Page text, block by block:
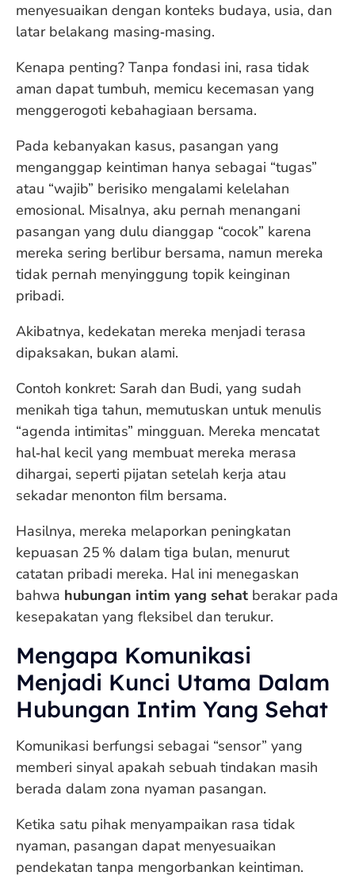
menyesuaikan dengan konteks budaya, usia, dan
latar belakang masing‑masing.
Kenapa penting? Tanpa fondasi ini, rasa tidak
aman dapat tumbuh, memicu kecemasan yang
menggerogoti kebahagiaan bersama.
Pada kebanyakan kasus, pasangan yang
menganggap keintiman hanya sebagai “tugas”
atau “wajib” berisiko mengalami kelelahan
emosional. Misalnya, aku pernah menangani
pasangan yang dulu dianggap “cocok” karena
mereka sering berlibur bersama, namun mereka
tidak pernah menyinggung topik keinginan
pribadi.
Akibatnya, kedekatan mereka menjadi terasa
dipaksakan, bukan alami.
Contoh konkret: Sarah dan Budi, yang sudah
menikah tiga tahun, memutuskan untuk menulis
“agenda intimitas” mingguan. Mereka mencatat
hal‑hal kecil yang membuat mereka merasa
dihargai, seperti pijatan setelah kerja atau
sekadar menonton film bersama.
Hasilnya, mereka melaporkan peningkatan
kepuasan 25 % dalam tiga bulan, menurut
catatan pribadi mereka. Hal ini menegaskan
bahwa hubungan intim yang sehat berakar pada
kesepakatan yang fleksibel dan terukur.
Mengapa Komunikasi
Menjadi Kunci Utama Dalam
Hubungan Intim Yang Sehat
Komunikasi berfungsi sebagai “sensor” yang
memberi sinyal apakah sebuah tindakan masih
berada dalam zona nyaman pasangan.
Ketika satu pihak menyampaikan rasa tidak
nyaman, pasangan dapat menyesuaikan
pendekatan tanpa mengorbankan keintiman.